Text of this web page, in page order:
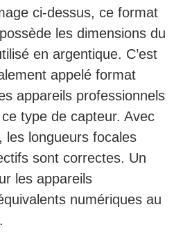
ci-dessus, ce format
les dimensions du
en argentique. C’est
appelé format
appareils professionnels
ce type de capteur. Avec
les longueurs focales
sont correctes. Un
les appareils
numériques au